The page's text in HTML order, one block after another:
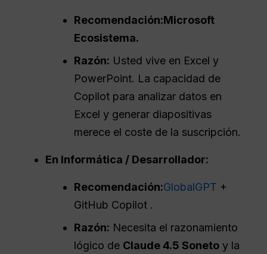
Recomendación:Microsoft
Ecosistema.
Razón: Usted vive en Excel y
PowerPoint. La capacidad de
Copilot para analizar datos en
Excel y generar diapositivas
merece el coste de la suscripción.
En Informática / Desarrollador:
Recomendación:GlobalGPT +
GitHub Copilot .
Razón: Necesita el razonamiento
lógico de Claude 4.5 Soneto y la